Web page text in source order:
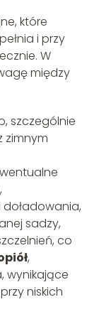
które
i przy
W
między
szczególnie
zimnym
sadzy,
co
,
wynikające
niskich